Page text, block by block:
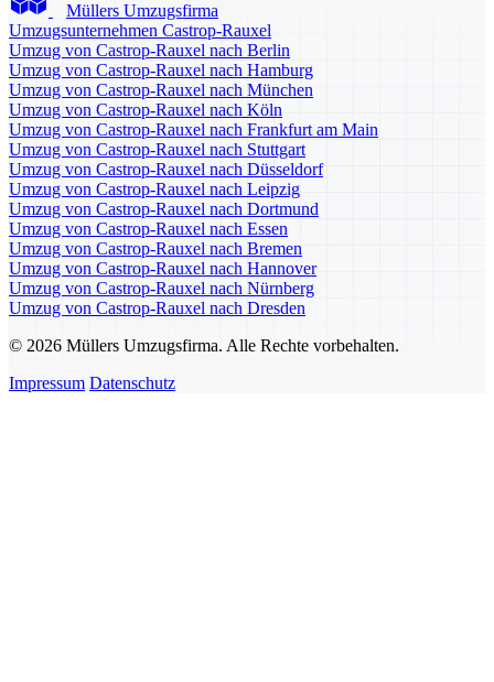
Müllers Umzugsfirma
Umzugsunternehmen Castrop-Rauxel
Umzug von Castrop-Rauxel nach Berlin
Umzug von Castrop-Rauxel nach Hamburg
Umzug von Castrop-Rauxel nach München
Umzug von Castrop-Rauxel nach Köln
Umzug von Castrop-Rauxel nach Frankfurt am Main
Umzug von Castrop-Rauxel nach Stuttgart
Umzug von Castrop-Rauxel nach Düsseldorf
Umzug von Castrop-Rauxel nach Leipzig
Umzug von Castrop-Rauxel nach Dortmund
Umzug von Castrop-Rauxel nach Essen
Umzug von Castrop-Rauxel nach Bremen
Umzug von Castrop-Rauxel nach Hannover
Umzug von Castrop-Rauxel nach Nürnberg
Umzug von Castrop-Rauxel nach Dresden
© 2026 Müllers Umzugsfirma. Alle Rechte vorbehalten.
Impressum Datenschutz